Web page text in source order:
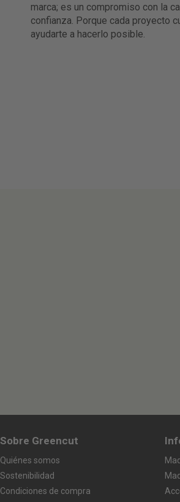
marca; es un compromiso con la
confianza. Porque cada proyecto
ayudarte a hacerlo posible.
Sobre Greencut
Quiénes somos
Sostenibilidad
Condiciones de compra